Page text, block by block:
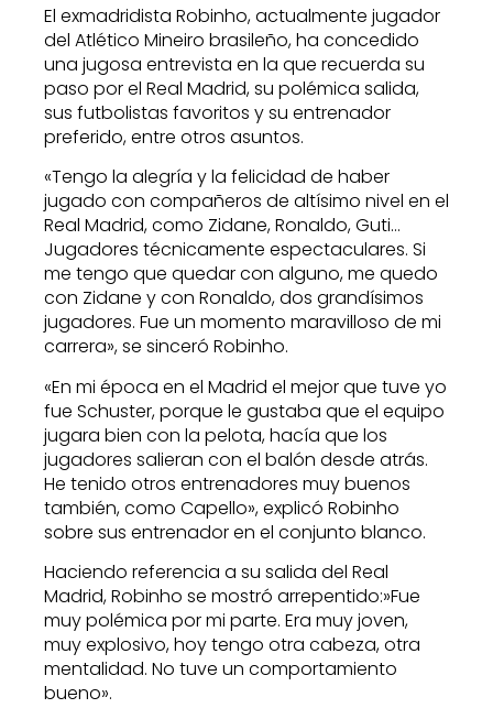
El exmadridista Robinho, actualmente jugador
del Atlético Mineiro brasileño, ha concedido
una jugosa entrevista en la que recuerda su
paso por el Real Madrid, su polémica salida,
sus futbolistas favoritos y su entrenador
preferido, entre otros asuntos.
«Tengo la alegría y la felicidad de haber
jugado con compañeros de altísimo nivel en el
Real Madrid, como Zidane, Ronaldo, Guti…
Jugadores técnicamente espectaculares. Si
me tengo que quedar con alguno, me quedo
con Zidane y con Ronaldo, dos grandísimos
jugadores. Fue un momento maravilloso de mi
carrera», se sinceró Robinho.
«En mi época en el Madrid el mejor que tuve yo
fue Schuster, porque le gustaba que el equipo
jugara bien con la pelota, hacía que los
jugadores salieran con el balón desde atrás.
He tenido otros entrenadores muy buenos
también, como Capello», explicó Robinho
sobre sus entrenador en el conjunto blanco.
Haciendo referencia a su salida del Real
Madrid, Robinho se mostró arrepentido:»Fue
muy polémica por mi parte. Era muy joven,
muy explosivo, hoy tengo otra cabeza, otra
mentalidad. No tuve un comportamiento
bueno».